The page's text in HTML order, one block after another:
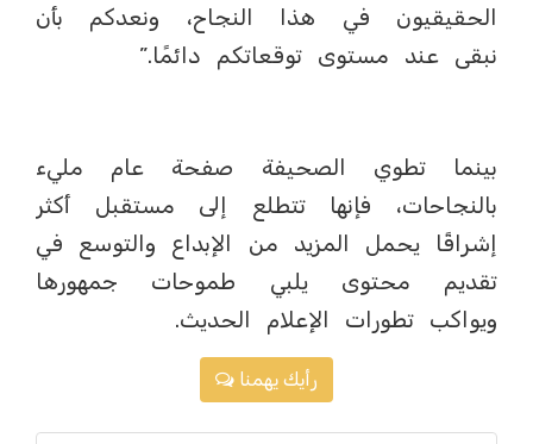
الحقيقيون في هذا النجاح، ونعدكم بأن
نبقى عند مستوى توقعاتكم دائمًا.”
بينما تطوي الصحيفة صفحة عام مليء
بالنجاحات، فإنها تتطلع إلى مستقبل أكثر
إشراقًا يحمل المزيد من الإبداع والتوسع في
تقديم محتوى يلبي طموحات جمهورها
ويواكب تطورات الإعلام الحديث.
رأيك يهمنا